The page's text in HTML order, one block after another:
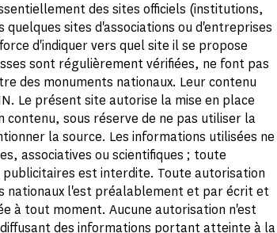
des sites officiels (institutions,
sites d'associations ou d'entreprises
d'indiquer vers quel site il se propose
sont régulièrement vérifiées, ne font pas
des monuments nationaux. Leur contenu
Le présent site autorise la mise en place
sous réserve de ne pas utiliser la
la source. Les informations utilisées ne
associatives ou scientifiques ; toute
publicitaires est interdite. Toute autorisation
nationaux l'est préalablement et par écrit et
à tout moment. Aucune autorisation n'est
des informations portant atteinte à la